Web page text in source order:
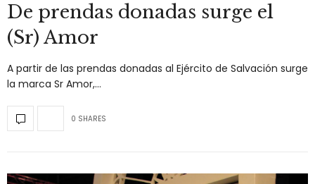
De prendas donadas surge el
(Sr) Amor
A partir de las prendas donadas al Ejército de Salvación surge
la marca Sr Amor,…
0 SHARES